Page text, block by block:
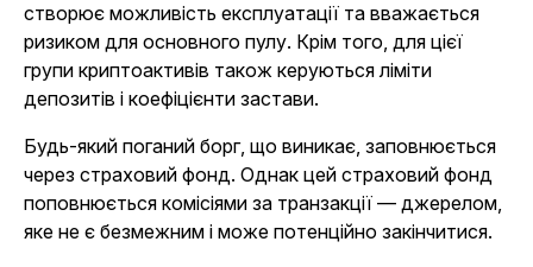
створює можливість експлуатації та вважається
ризиком для основного пулу. Крім того, для цієї
групи криптоактивів також керуються ліміти
депозитів і коефіцієнти застави.
Будь-який поганий борг, що виникає, заповнюється
через страховий фонд. Однак цей страховий фонд
поповнюється комісіями за транзакції — джерелом,
яке не є безмежним і може потенційно закінчитися.